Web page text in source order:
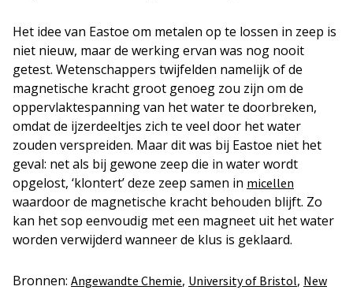
Het idee van Eastoe om metalen op te lossen in zeep is
niet nieuw, maar de werking ervan was nog nooit
getest. Wetenschappers twijfelden namelijk of de
magnetische kracht groot genoeg zou zijn om de
oppervlaktespanning van het water te doorbreken,
omdat de ijzerdeeltjes zich te veel door het water
zouden verspreiden. Maar dit was bij Eastoe niet het
geval: net als bij gewone zeep die in water wordt
opgelost, ‘klontert’ deze zeep samen in micellen
waardoor de magnetische kracht behouden blijft. Zo
kan het sop eenvoudig met een magneet uit het water
worden verwijderd wanneer de klus is geklaard.
Bronnen: Angewandte Chemie, University of Bristol, New